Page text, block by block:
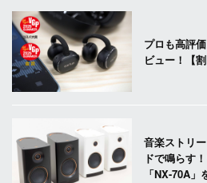
プロも高評
ビュー！【
音楽ストリ
ドで鳴らす
「NX-70A」